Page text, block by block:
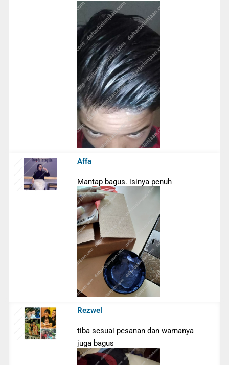
Affa
Mantap bagus. isinya penuh
Rezwel
tiba sesuai pesanan dan warnanya
juga bagus